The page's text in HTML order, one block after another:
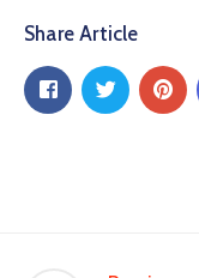
Share Article